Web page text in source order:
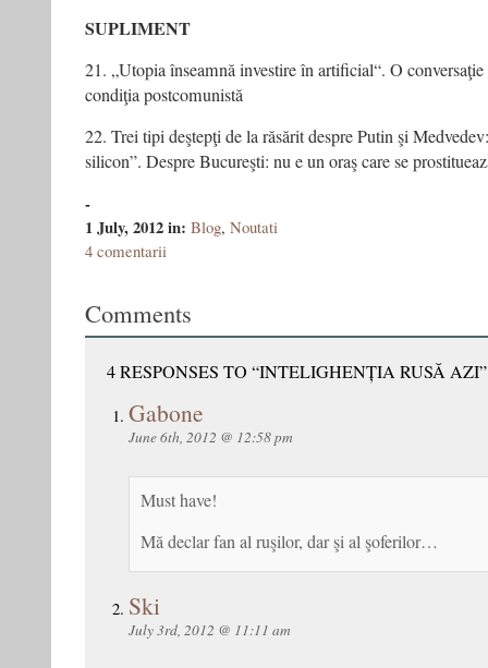
SUPLIMENT
21. „Utopia înseamnă investire în artificial“. O
condiţia postcomunistă
22. Trei tipi deştepţi de la răsărit despre Putin şi
silicon”. Despre Bucureşti: nu e un oraş care se
-
1 July, 2012in: Blog, Noutati
4 comentarii
Comments
4 RESPONSES TO “INTELIGHENȚIA RUSĂ AZI”
Gabone
June 6th, 2012 @ 12:58 pm
Must have!
Mă declar fan al ruşilor, dar şi al şoferilor…
Ski
July 3rd, 2012 @ 11:11 am